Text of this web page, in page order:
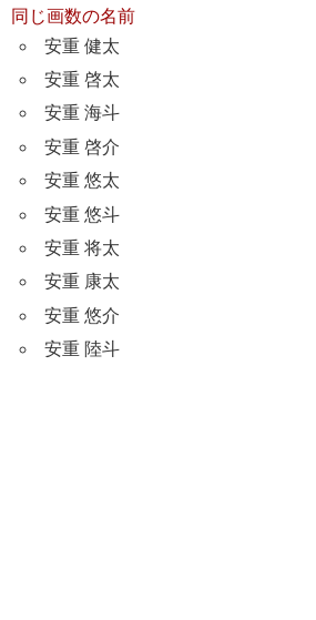
同じ画数の名前
安重 健太
安重 啓太
安重 海斗
安重 啓介
安重 悠太
安重 悠斗
安重 将太
安重 康太
安重 悠介
安重 陸斗